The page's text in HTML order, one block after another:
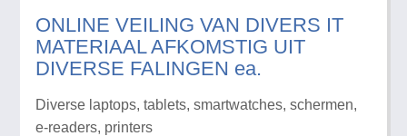
ONLINE VEILING VAN DIVERS IT
MATERIAAL AFKOMSTIG UIT
DIVERSE FALINGEN ea.
Diverse laptops, tablets, smartwatches, schermen,
e-readers, printers